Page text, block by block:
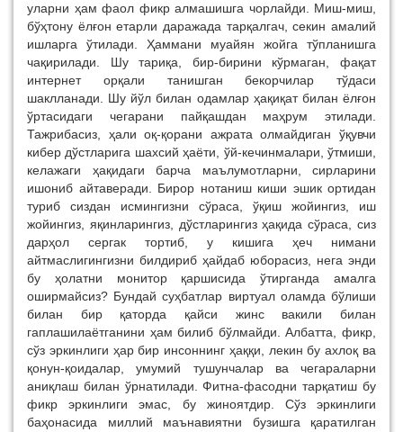
уларни ҳам фаол фикр алмашишга чорлайди. Миш-миш,
бўҳтону ёлғон етарли даражада тарқалгач, секин амалий
ишларга ўтилади. Ҳаммани муайян жойга тўпланишга
чақирилади. Шу тариқа, бир-бирини кўрмаган, фақат
интернет орқали танишган бекорчилар тўдаси
шаклланади. Шу йўл билан одамлар ҳақиқат билан ёлғон
ўртасидаги чегарани пайқашдан маҳрум этилади.
Тажрибасиз, ҳали оқ-қорани ажрата олмайдиган ўқувчи
кибер дўстларига шахсий ҳаёти, ўй-кечинмалари, ўтмиши,
келажаги ҳақидаги барча маълумотларни, сирларини
ишониб айтаверади. Бирор нотаниш киши эшик ортидан
туриб сиздан исмингизни сўраса, ўқиш жойингиз, иш
жойингиз, яқинларингиз, дўстларингиз ҳақида сўраса, сиз
дарҳол сергак тортиб, у кишига ҳеч нимани
айтмаслигингизни билдириб ҳайдаб юборасиз, нега энди
бу ҳолатни монитор қаршисида ўтирганда амалга
оширмайсиз? Бундай суҳбатлар виртуал оламда бўлиши
билан бир қаторда қайси жинс вакили билан
гаплашилаётганини ҳам билиб бўлмайди. Албатта, фикр,
сўз эркинлиги ҳар бир инсоннинг ҳаққи, лекин бу ахлоқ ва
қонун-қоидалар, умумий тушунчалар ва чегараларни
аниқлаш билан ўрнатилади. Фитна-фасодни тарқатиш бу
фикр эркинлиги эмас, бу жиноятдир. Сўз эркинлиги
баҳонасида миллий маънавиятни бузишга қаратилган